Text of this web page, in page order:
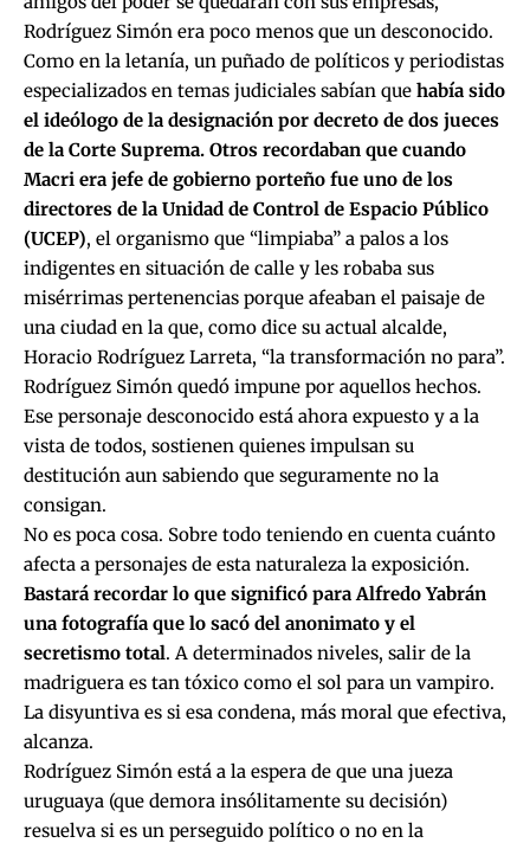
Rodríguez Simón era poco menos que un desconocido.
Como en la letanía, un puñado de políticos y periodistas
especializados en temas judiciales sabían que había sido
el ideólogo de la designación por decreto de dos jueces
de la Corte Suprema. Otros recordaban que cuando
Macri era jefe de gobierno porteño fue uno de los
directores de la Unidad de Control de Espacio Público
(UCEP), el organismo que “limpiaba” a palos a los
indigentes en situación de calle y les robaba sus
misérrimas pertenencias porque afeaban el paisaje de
una ciudad en la que, como dice su actual alcalde,
Horacio Rodríguez Larreta, “la transformación no para”.
Rodríguez Simón quedó impune por aquellos hechos.
Ese personaje desconocido está ahora expuesto y a la
vista de todos, sostienen quienes impulsan su
destitución aun sabiendo que seguramente no la
consigan.
No es poca cosa. Sobre todo teniendo en cuenta cuánto
afecta a personajes de esta naturaleza la exposición.
Bastará recordar lo que significó para Alfredo Yabrán
una fotografía que lo sacó del anonimato y el
secretismo total. A determinados niveles, salir de la
madriguera es tan tóxico como el sol para un vampiro.
La disyuntiva es si esa condena, más moral que efectiva,
alcanza.
Rodríguez Simón está a la espera de que una jueza
uruguaya (que demora insólitamente su decisión)
resuelva si es un perseguido político o no en la